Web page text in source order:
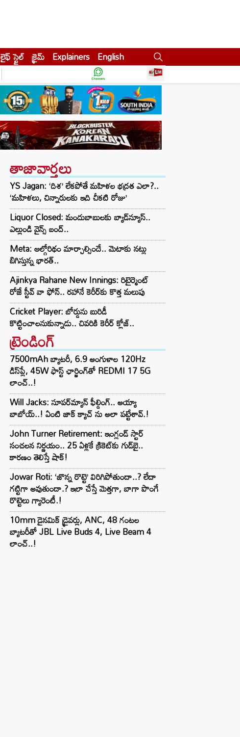
లైఫ్ స్టైల్ క్రైమ్ Explainers English
తాజావార్తలు
YS Jagan: ‘దిశ’ లేకపోతే మహిళల భద్రత ఎలా?..
‘మహిళలు, చిన్నారులకు ఇది చీకటి రోజు’
Liquor Closed: మందుబాబులకు బ్యాడ్‌న్యూస్..
ఎల్లుండి వైన్స్ బంద్..
Meta: ఆల్గోరిథం మార్చాల్సిందే.. మెటాకు నట్లు
బిగిస్తున్న భారత్..
Ajinkya Rahane New Innings: రిటైర్మెంట్
రోజే స్టీవ్ వా ఫోన్.. రహానే కెరీర్‌కు కొత్త మలుపు
Cricket Player: బోర్డును బురిడీ
కొట్టించాలనుకున్నాడు.. చివరికి కెరీర్ క్లోజ్..
ట్రెండింగ్‌
7500mAh బ్యాటరీ, 6.9 అంగుళాల 120Hz
డిస్‌ప్లే, 45W ఫాస్ట్ ఛార్జింగ్‌తో REDMI 17 5G
లాంచ్..!
Will Jacks: సూపర్‌మ్యాన్ ఫీల్డింగ్.. అయ్యా
బాబోయ్..! ఏంటి జాక్ క్యాచ్ ను అలా పట్టేశావ్.!
John Turner Retirement: ఇంగ్లండ్ స్టార్
సంచలన నిర్ణయం.. 25 ఏళ్లకే క్రికెట్‌కు గుడ్‌బై..
కారణం తెలిస్తే షాక్!
Jowar Roti: ‘జొన్న రొట్టె’ విరిగిపోతుందా..? లేదా
గట్టిగా అవుతుందా.? ఇలా చేస్తే మెత్తగా, బాగా పొంగే
రొట్టెలు గ్యారెంటీ.!
10mm డైనమిక్ డ్రైవర్లు, ANC, 48 గంటల
బ్యాటరీతో JBL Live Buds 4, Live Beam 4
లాంచ్..!